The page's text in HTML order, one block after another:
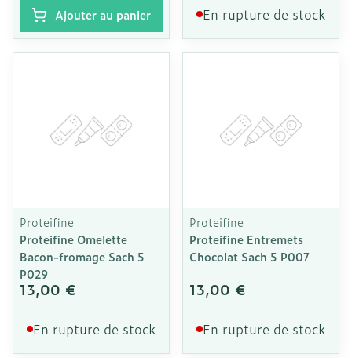
Ajouter au panier En rupture de stock
Proteifine
Proteifine Omelette
Bacon-fromage Sach 5
P029
13,00 €
En rupture de stock
Proteifine
Proteifine Entremets
Chocolat Sach 5 P007
13,00 €
En rupture de stock